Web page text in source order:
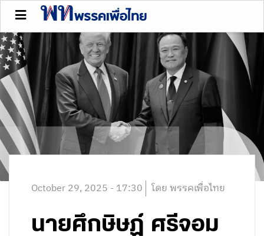
October 29, 2025 - 17:30 โดย พรรคเพื่อไทย
นายศึกษิษฏ์ ศรีจอม